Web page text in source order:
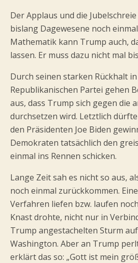
Der Applaus und die
bislang Dagewesene noch
Mathematik kann Trump auch,
lassen. Er muss dazu nicht mal
Durch seinen starken Rückhalt
Republikanischen Partei gehen
aus, dass Trump sich gegen die
durchsetzen wird. Letztlich
den Präsidenten Joe Biden
Demokraten tatsächlich den
einmal ins Rennen schicken.
Lange Zeit sah es nicht so aus,
noch einmal zurückkommen.
Verfahren liefen bzw. laufen
Knast drohte, nicht nur in
Trump angestachelten Sturm
Washington. Aber an Trump
erklärt das so: „Gott ist mein